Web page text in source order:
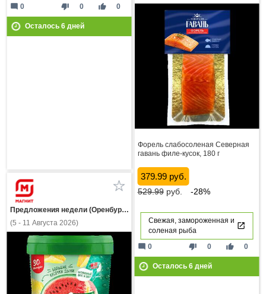
thumb_down 0 thumb_up 0
mode_comment 0
Осталось 6дней
Форель слабосоленая Северная
гавань филе-кусок, 180 г
379.99 руб.
529.99руб. -28%
Свежая, замороженная и
соленая рыба
thumb_down 0 thumb_up 0
mode_comment 0
Осталось 6дней
Предложения недели (Оренбургская область)
(5 - 11 Августа 2026)